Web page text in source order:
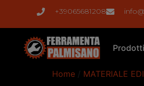
+39065681208
Prodotti
Home / MATERIALE